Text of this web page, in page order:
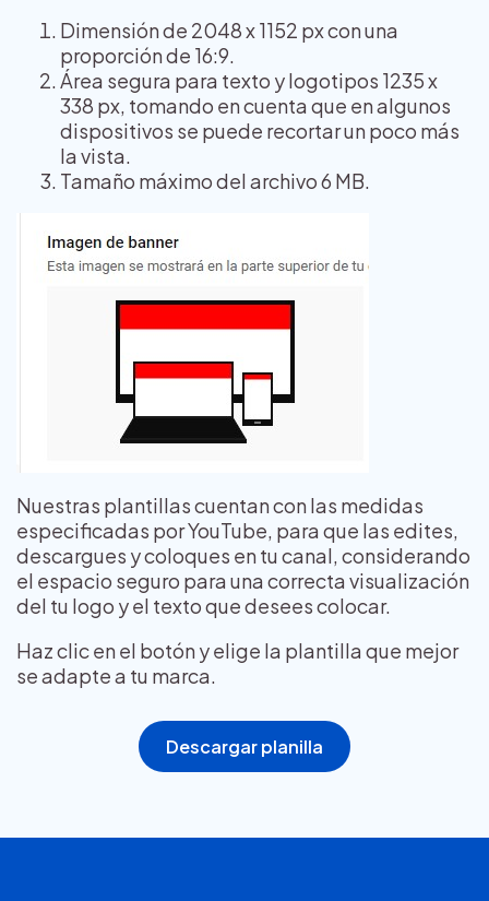
Dimensión de 2048 x 1152 px con una
proporción de 16:9.
Área segura para texto y logotipos 1235 x
338 px, tomando en cuenta que en algunos
dispositivos se puede recortar un poco más
la vista.
Tamaño máximo del archivo 6 MB.
Nuestras plantillas cuentan con las medidas
especificadas por YouTube, para que las edites,
descargues y coloques en tu canal, considerando
el espacio seguro para una correcta visualización
del tu logo y el texto que desees colocar.
Haz clic en el botón y elige la plantilla que mejor
se adapte a tu marca.
Descargar planilla